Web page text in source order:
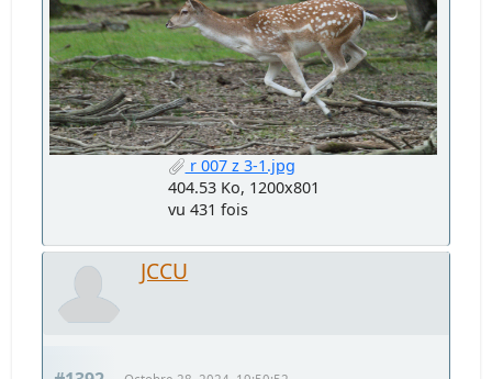
r 007 z 3-1.jpg
404.53 Ko, 1200x801
vu 431 fois
JCCU